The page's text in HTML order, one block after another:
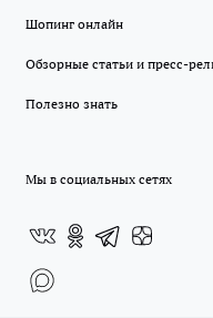
Шопинг онлайн
Обзорные статьи и пресс-
Полезно знать
Мы в социальных сетях